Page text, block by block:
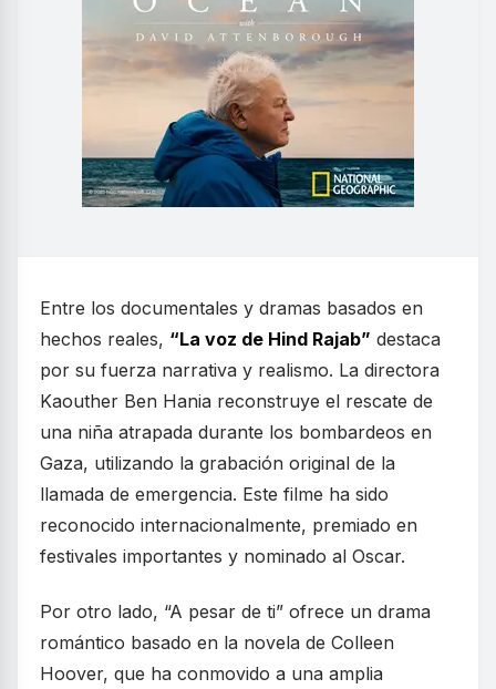
Entre los documentales y dramas basados en
hechos reales, “La voz de Hind Rajab” destaca
por su fuerza narrativa y realismo. La directora
Kaouther Ben Hania reconstruye el rescate de
una niña atrapada durante los bombardeos en
Gaza, utilizando la grabación original de la
llamada de emergencia. Este filme ha sido
reconocido internacionalmente, premiado en
festivales importantes y nominado al Oscar.
Por otro lado, “A pesar de ti” ofrece un drama
romántico basado en la novela de Colleen
Hoover, que ha conmovido a una amplia